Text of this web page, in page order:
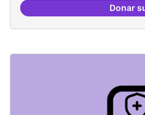
Donar